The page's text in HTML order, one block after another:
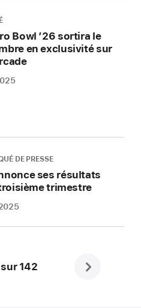
Bowl ’26 sortira le
en exclusivité sur
DE PRESSE
ses résultats
trimestre
Page
sur 142